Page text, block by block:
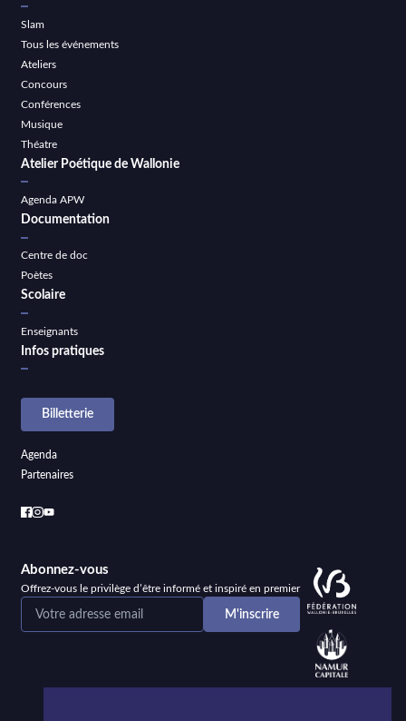
Slam
Tous les événements
Ateliers
Concours
Conférences
Musique
Théatre
Atelier Poétique de Wallonie
Agenda APW
Documentation
Centre de doc
Poètes
Scolaire
Enseignants
Infos pratiques
Billetterie
Agenda
Partenaires
Abonnez-vous
Offrez-vous le privilège d’être informé et inspiré en premier